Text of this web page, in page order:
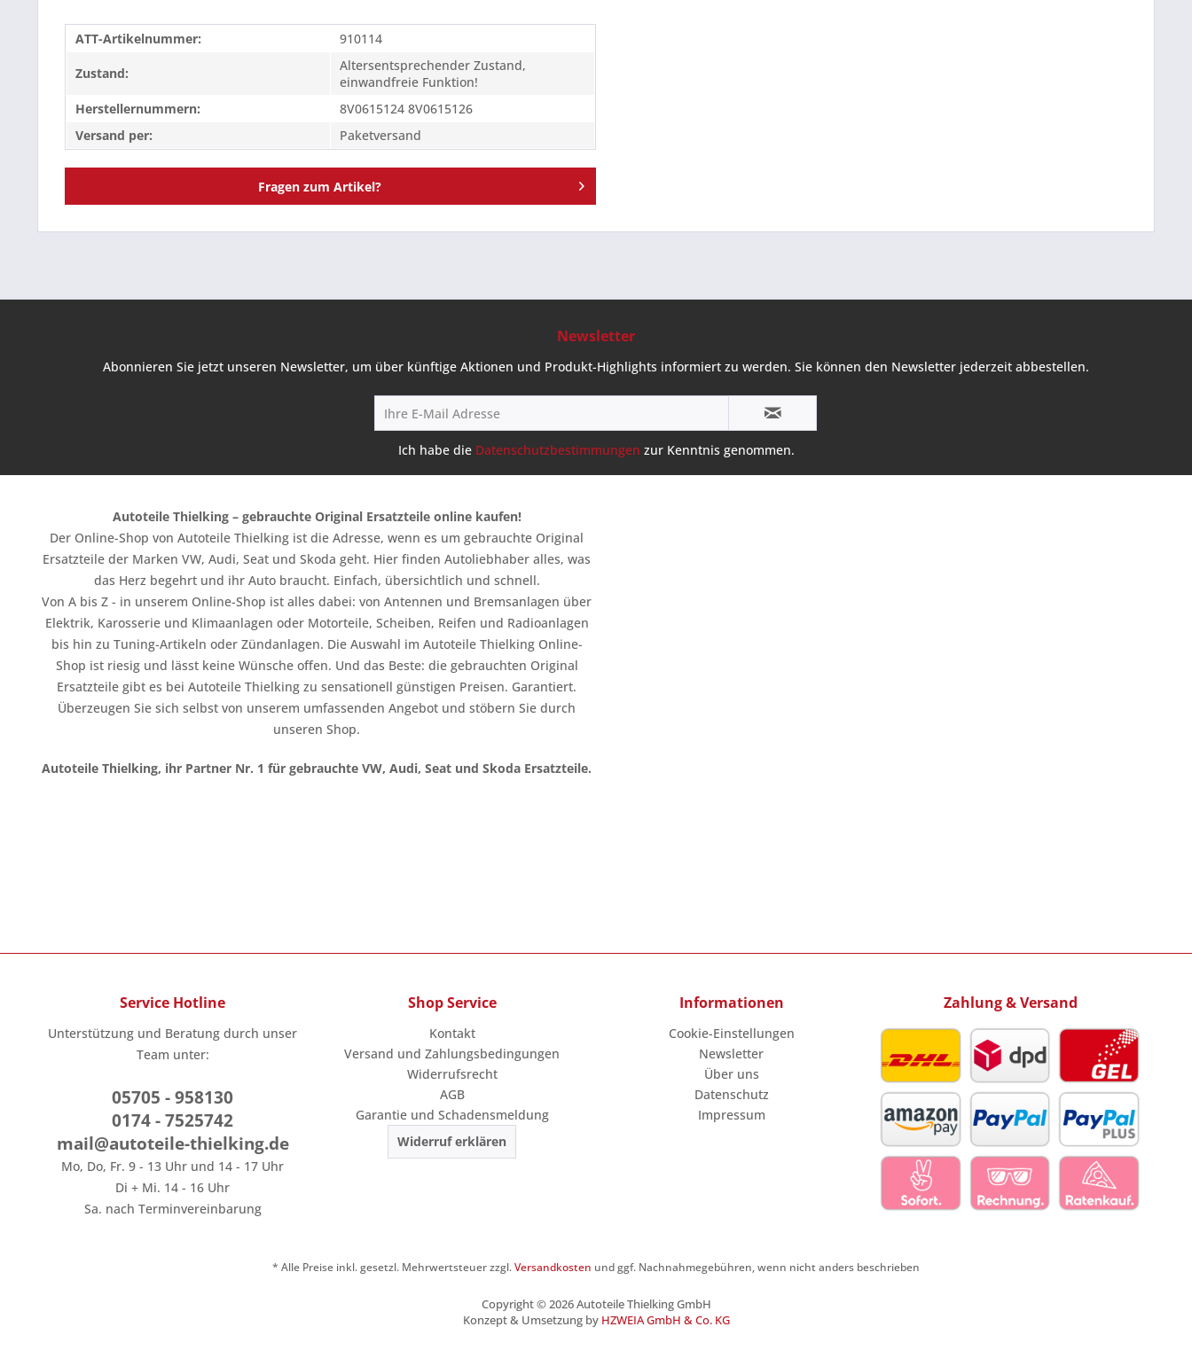
ATT-Artikelnummer: 910114
Zustand:
Altersentsprechender Zustand,
einwandfreie Funktion!
Herstellernummern:
8V0615124 8V0615126
Versand per:
Paketversand
Fragen zum Artikel?
Service Hotline
Unterstützung und Beratung durch unser
Team unter:
05705 - 958130
0174 - 7525742
mail@autoteile-thielking.de
Mo, Do, Fr. 9 - 13 Uhr und 14 - 17 Uhr
Di + Mi. 14 - 16 Uhr
Sa. nach Terminvereinbarung
Shop Service
Kontakt
Versand und Zahlungsbedingungen
Widerrufsrecht
AGB
Garantie und Schadensmeldung
Widerruf erklären
Informationen
Cookie-Einstellungen
Newsletter
Über uns
Datenschutz
Impressum
Zahlung & Versand
Newsletter
Abonnieren Sie jetzt unseren Newsletter, um über künftige Aktionen und Produkt-Highlights informiert zu werden. Sie können den Newsletter jederzeit abbestellen.
Ich habe die Datenschutzbestimmungen zur Kenntnis genommen.
Autoteile Thielking – gebrauchte Original Ersatzteile online kaufen!
Der Online-Shop von Autoteile Thielking ist die Adresse, wenn es um gebrauchte Original
Ersatzteile der Marken VW, Audi, Seat und Skoda geht. Hier finden Autoliebhaber alles, was
das Herz begehrt und ihr Auto braucht. Einfach, übersichtlich und schnell.
Von A bis Z - in unserem Online-Shop ist alles dabei: von Antennen und Bremsanlagen über
Elektrik, Karosserie und Klimaanlagen oder Motorteile, Scheiben, Reifen und Radioanlagen
bis hin zu Tuning-Artikeln oder Zündanlagen. Die Auswahl im Autoteile Thielking Online-
Shop ist riesig und lässt keine Wünsche offen. Und das Beste: die gebrauchten Original
Ersatzteile gibt es bei Autoteile Thielking zu sensationell günstigen Preisen. Garantiert.
Überzeugen Sie sich selbst von unserem umfassenden Angebot und stöbern Sie durch
unseren Shop.
Autoteile Thielking, ihr Partner Nr. 1 für gebrauchte VW, Audi, Seat und Skoda Ersatzteile.
* Alle Preise inkl. gesetzl. Mehrwertsteuer zzgl.Versandkosten und ggf. Nachnahmegebühren, wenn nicht anders beschrieben
Copyright © 2026 Autoteile Thielking GmbH
Konzept & Umsetzung by HZWEIA GmbH & Co. KG